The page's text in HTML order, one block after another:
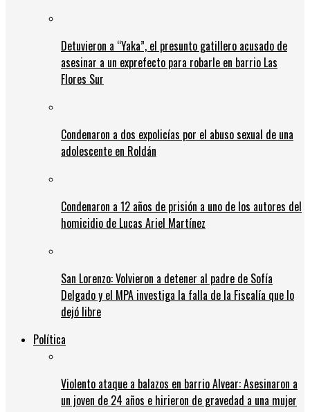
Detuvieron a “Yaka”, el presunto gatillero acusado de
asesinar a un exprefecto para robarle en barrio Las
Flores Sur
Condenaron a dos expolicías por el abuso sexual de una
adolescente en Roldán
Condenaron a 12 años de prisión a uno de los autores del
homicidio de Lucas Ariel Martínez
San Lorenzo: Volvieron a detener al padre de Sofía
Delgado y el MPA investiga la falla de la Fiscalía que lo
dejó libre
Política
Violento ataque a balazos en barrio Alvear: Asesinaron a
un joven de 24 años e hirieron de gravedad a una mujer